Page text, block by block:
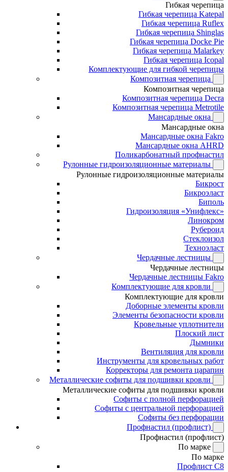
Гибкая черепица
Гибкая черепица Katepal
Гибкая черепица Ruflex
Гибкая черепица Shinglas
Гибкая черепица Docke Pie
Гибкая черепица Malarkey
Гибкая черепица Icopal
Комплектующие для гибкой черепицы
Композитная черепица
Композитная черепица
Композитная черепица Decra
Композитная черепица Metrotile
Мансардные окна
Мансардные окна
Мансардные окна Fakro
Мансардные окна AHRD
Поликарбонатный профнастил
Рулонные гидроизоляционные материалы
Рулонные гидроизоляционные материалы
Бикрост
Бикроэласт
Биполь
Гидроизоляция «Унифлекс»
Линокром
Рубероид
Стеклоизол
Техноэласт
Чердачные лестницы
Чердачные лестницы
Чердачные лестницы Fakro
Комплектующие для кровли
Комплектующие для кровли
Доборные элементы кровли
Элементы безопасности кровли
Кровельные уплотнители
Плоский лист
Дымники
Вентиляция для кровли
Инструменты для кровельных работ
Корректоры для ремонта царапин
Металлические софиты для подшивки кровли
Металлические софиты для подшивки кровли
Софиты с полной перфорацией
Софиты с центральной перфорацией
Софиты без перфорации
Профнастил (профлист)
Профнастил (профлист)
По марке
По марке
Профлист С8